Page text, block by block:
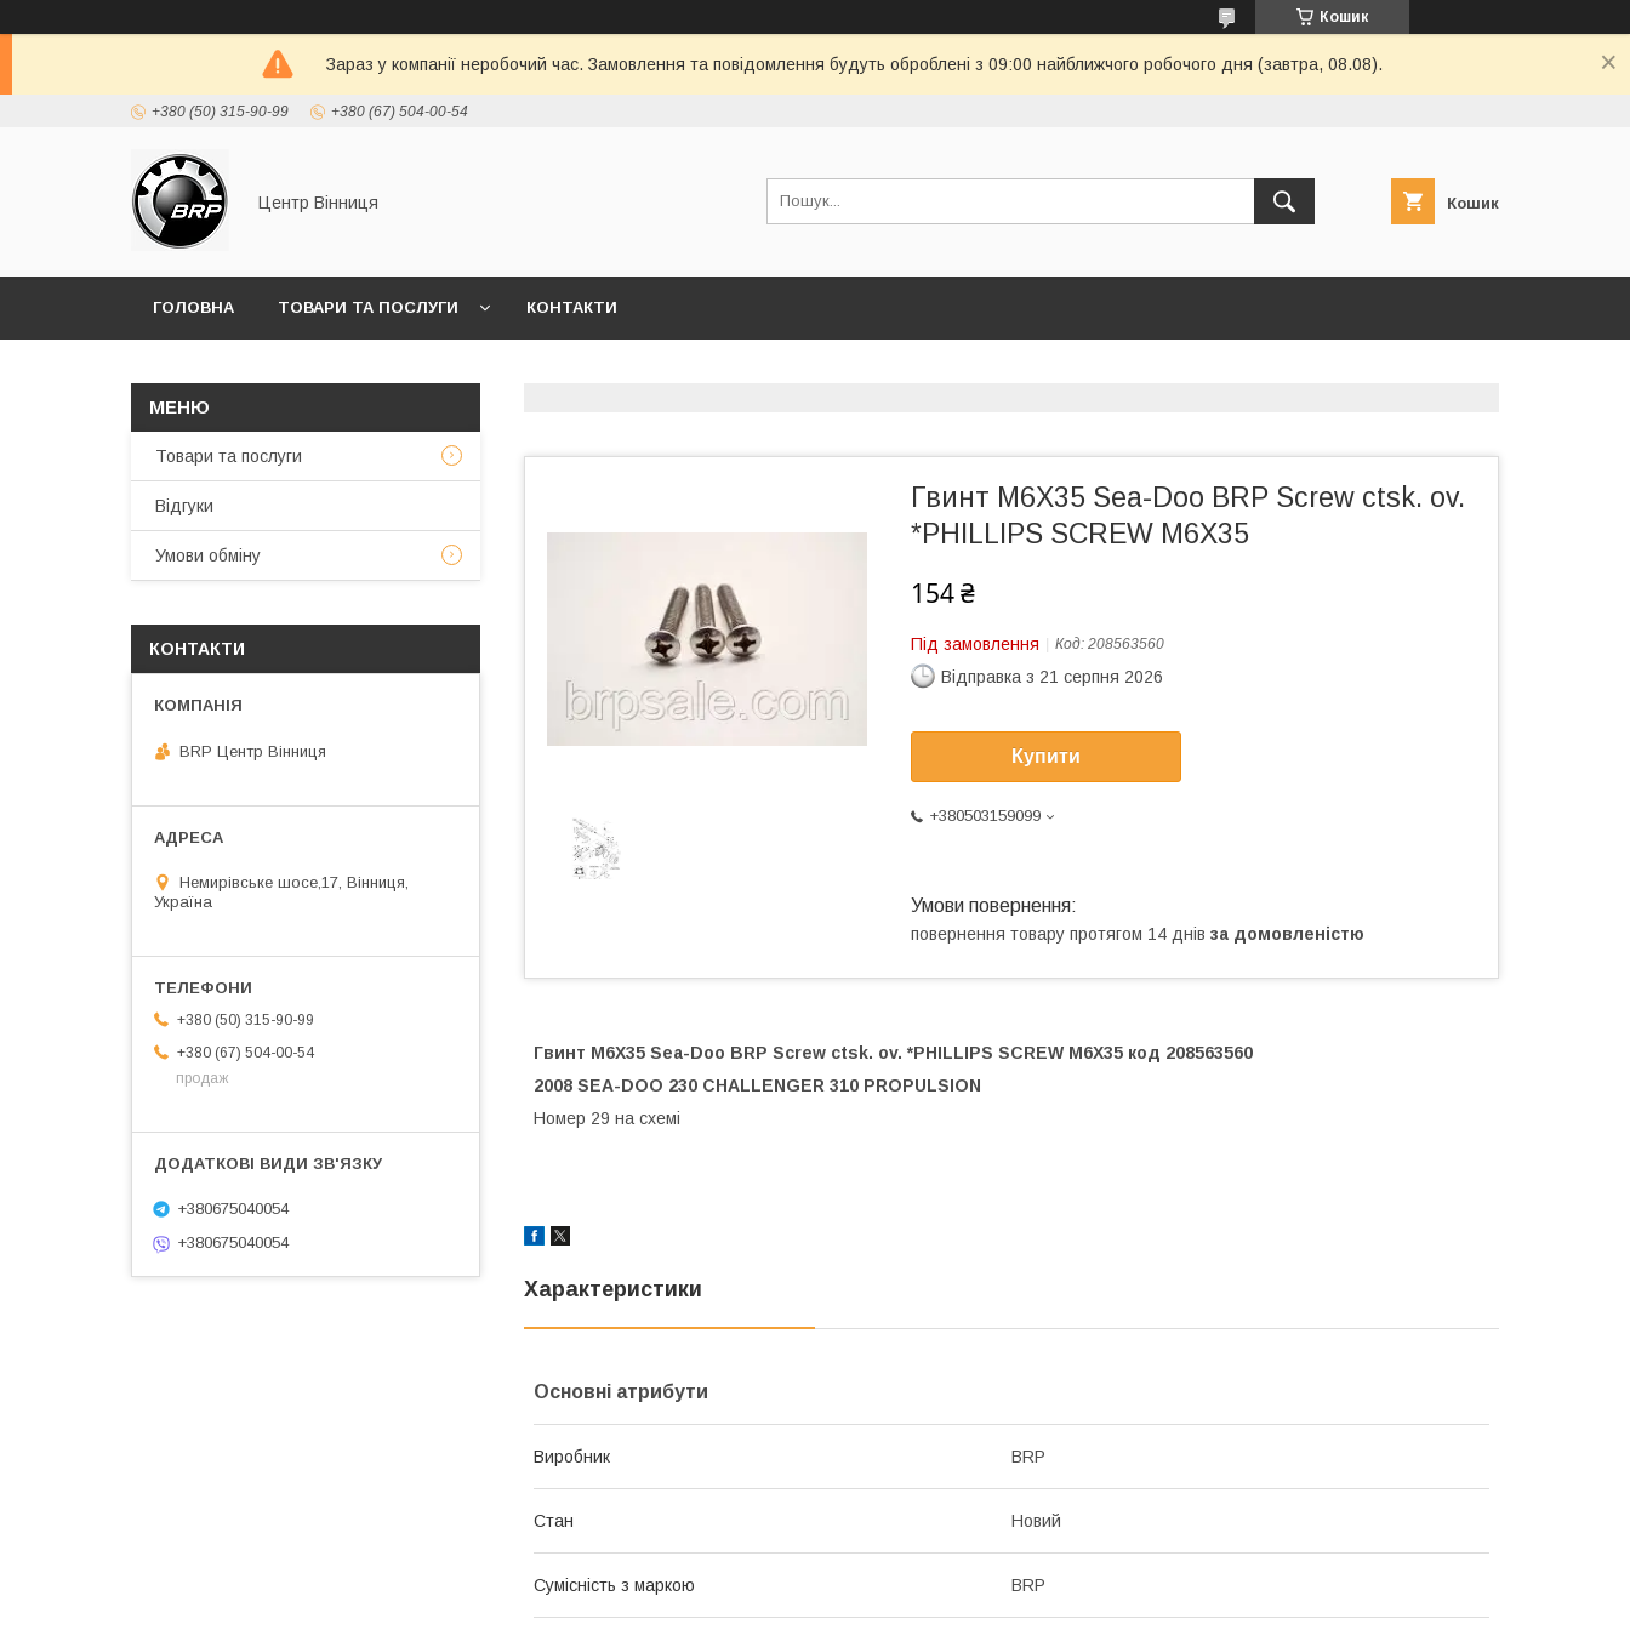
Кошик
Зараз у компанії неробочий час. Замовлення та повідомлення будуть оброблені з 09:00 найближчого робочого дня (завтра, 08.08).
+380 (50) 315-90-99 +380 (67) 504-00-54
Центр Вінниця Кошик
ГОЛОВНА ТОВАРИ ТА ПОСЛУГИ КОНТАКТИ
Гвинт M6X35 Sea-Doo BRP Screw ctsk. ov.
*PHILLIPS SCREW M6X35
154 ₴
Під замовлення Код: 208563560
Відправка з 21 серпня 2026
Купити
+380503159099
повернення товару протягом 14 днів за домовленістю
Гвинт M6X35 Sea-Doo BRP Screw ctsk. ov. *PHILLIPS SCREW M6X35 код 208563560
2008 SEA-DOO 230 CHALLENGER 310 PROPULSION
Номер 29 на схемі
Характеристики
Основні атрибути
Виробник BRP
Стан Новий
Сумісність з маркою BRP
Товари та послуги
Відгуки
Умови обміну
КОНТАКТИ
BRP Центр Вінниця
Немирівське шосе,17, Вінниця,
Україна
+380 (50) 315-90-99
+380 (67) 504-00-54
продаж
+380675040054
+380675040054